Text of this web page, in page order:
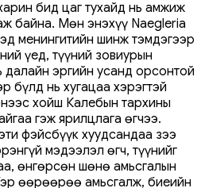
бид цаг тухайд нь амжиж
байна. Мөн энэхүү Naegleria
менингитийн шинж тэмдэгээр
үед, түүний зовиурын
далайн эргийн усанд орсонтой
бүлд нь хугацаа хэрэгтэй
хойш Калебын тархины
гэж ярилцлага өгчээ.
фэйсбүүк хуудсандаа зээ
мэдээлэл өгч, түүнийг
өнгөрсөн шөнө амьсгалын
өөрөөрөө амьсгалж, биеийн